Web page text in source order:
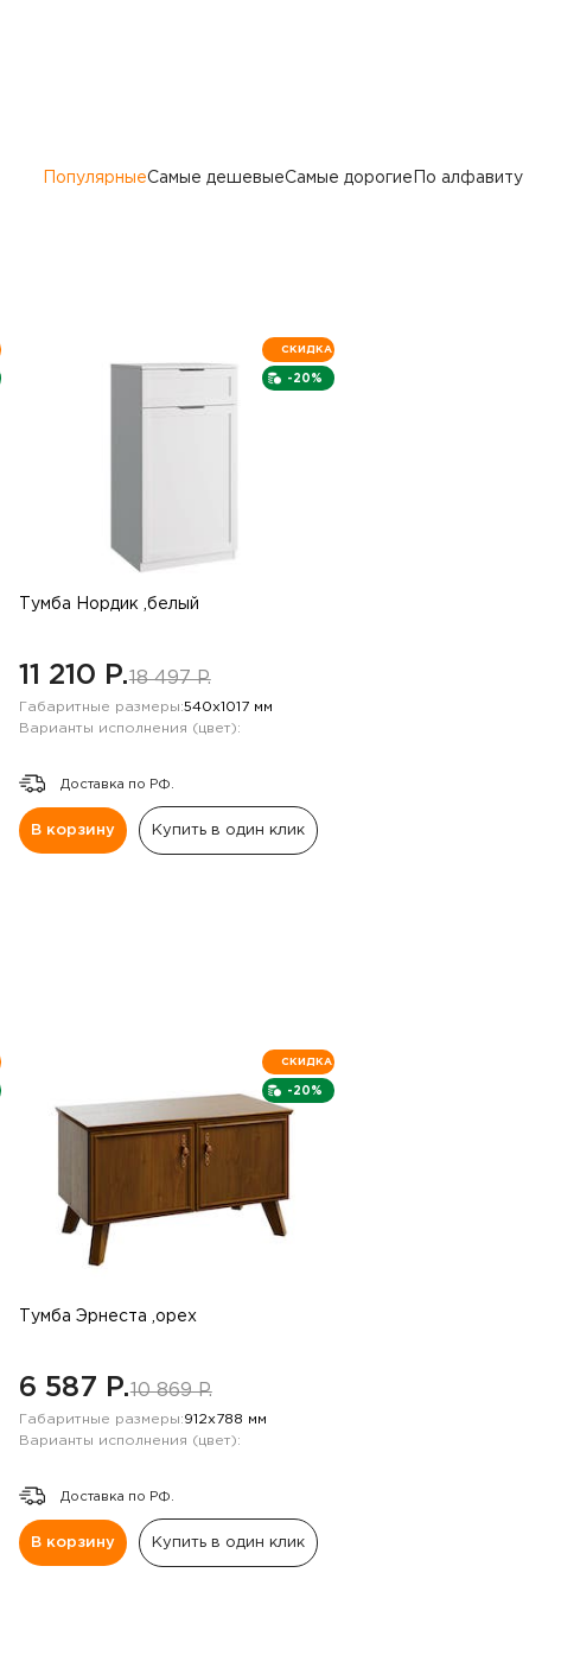
ПопулярныеСамые дешевыеСамые дорогие По алфавиту
-20%
СКИДКА
Тумба Нордик ,белый
11 210 P.18 497 P.
Габаритные размеры:540х1017 мм
Варианты исполнения (цвет):
Доставка по РФ.
В корзину Купить в один клик
-20%
СКИДКА
Тумба Эрнеста ,орех
6 587 P.10 869 P.
Габаритные размеры:912х788 мм
Варианты исполнения (цвет):
Доставка по РФ.
В корзину Купить в один клик